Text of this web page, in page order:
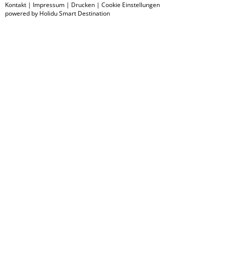
Kontakt | Impressum | Drucken | Cookie Einstellungen
powered by Holidu Smart Destination